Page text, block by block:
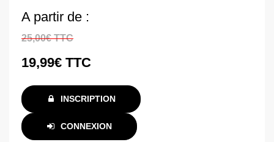
A partir de
25,00€TTC
19,99€ TTC
INSCRIPTION
CONNEXION